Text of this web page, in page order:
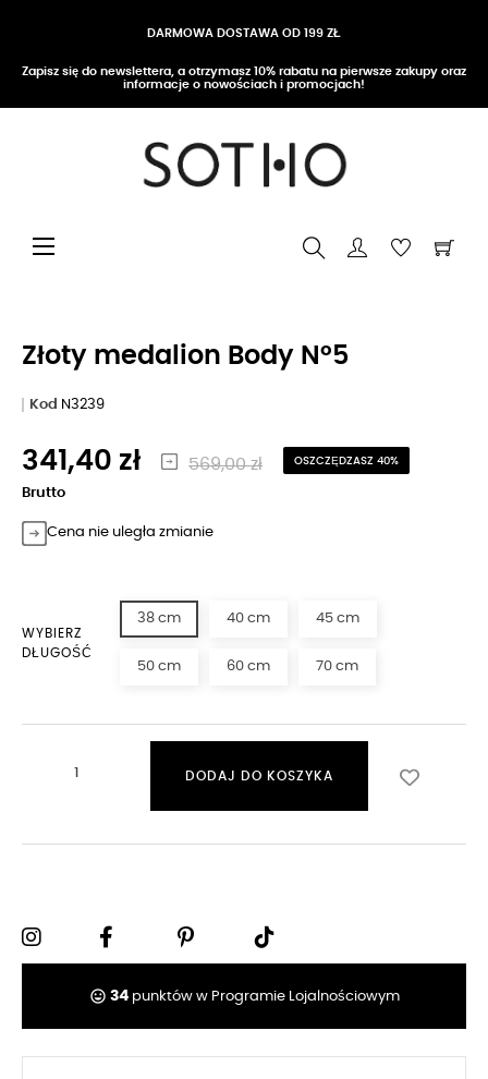
DARMOWA DOSTAWA OD 199 ZŁ
Zapisz się do newslettera, a otrzymasz 10% rabatu na pierwsze zakupy oraz
informacje o nowościach i promocjach!
Przełącz nawigację
☰
Złoty medalion Body N°5
Kod N3239
341,40 zł 569,00 zł OSZCZĘDZASZ 40%
Brutto
Cena nie uległa zmianie
WYBIERZ
DŁUGOŚĆ
38 cm 40 cm 45 cm
50 cm 60 cm 70 cm
DODAJ DO KOSZYKA
tag_faces 34punktów w Programie Lojalnościowym